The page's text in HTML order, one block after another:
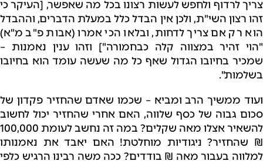
צריך לרדוף ולחפש לעשות רצונו בכל מה שאפשר, [העיקר כי
זהו רצון השי"ת, ולכן אין הבדל כלל במעלת הדברים, וההבדל
הוא רק אם צריך לדחות, ובלאו הכי אמרו (אבות פ"ב מ"א)
"הוי זהיר במצווה קלה כבחמורה"] וזהו ענין נאמנות –
שמכיר בחיובו הגדול שאף כל מה שעשה עומד הוא בחיובו
בשלמות".
ועוד ממשיך הרב ומביא – שכמו שאדם שהחזיר פקדון של
סכום גבוה של כסף שלווה, האם אחרי שהחזיר יכול לחשוב
להשאיר אצלו מאה שקלים? במה זה נחשב לעומת 100,000
₪ שהחזיר? ניגודיות מוחלטת! האם יאבד את נאמנותו
למלווה בעבור מאה ₪ בודדים? ככה משה רבינו הרגיש כלפי